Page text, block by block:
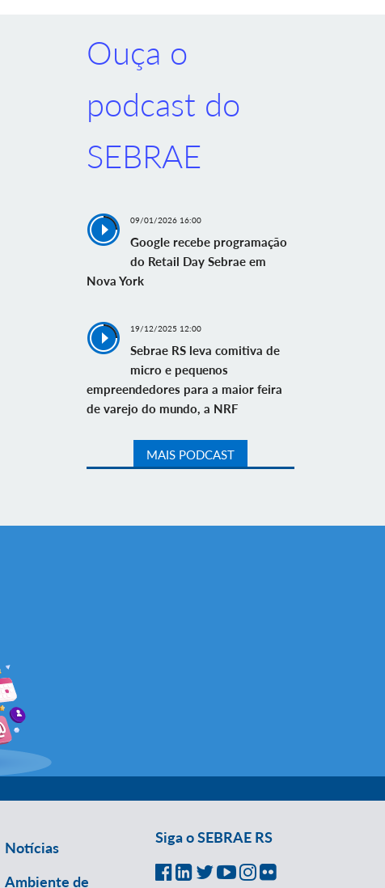
Ouça o
podcast do
SEBRAE
09/01/2026 16:00
Google recebe programação
do Retail Day Sebrae em
Nova York
19/12/2025 12:00
Sebrae RS leva comitiva de
micro e pequenos
empreendedores para a maior feira
de varejo do mundo, a NRF
MAIS PODCAST
Notícias
Ambiente de
Siga o SEBRAE RS